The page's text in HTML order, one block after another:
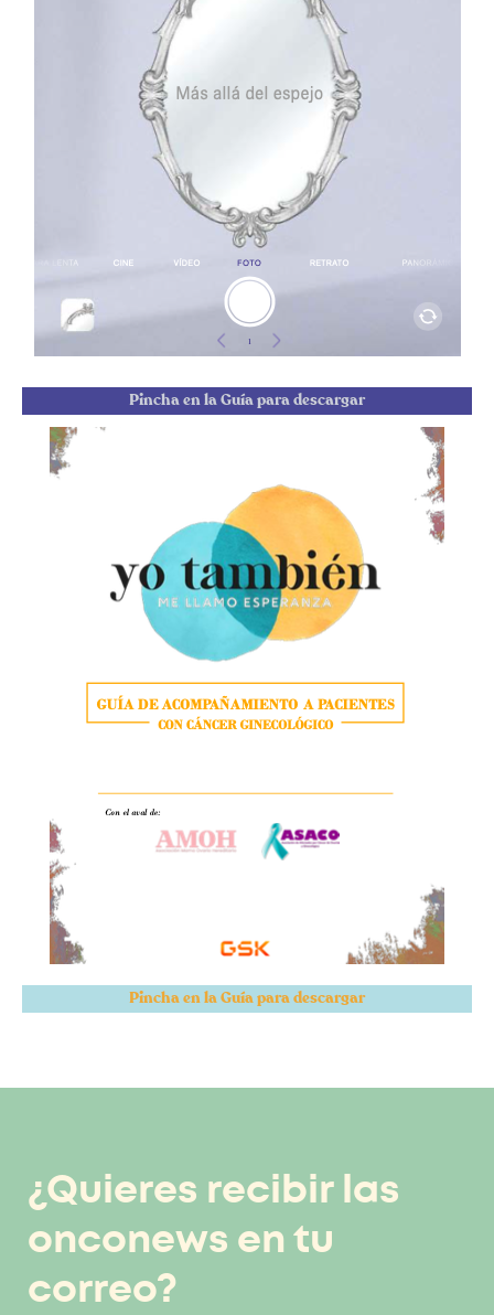
Pincha en la Guía para descargar
Pincha en la Guía para descargar
¿Quieres recibir las
onconews en tu
correo?